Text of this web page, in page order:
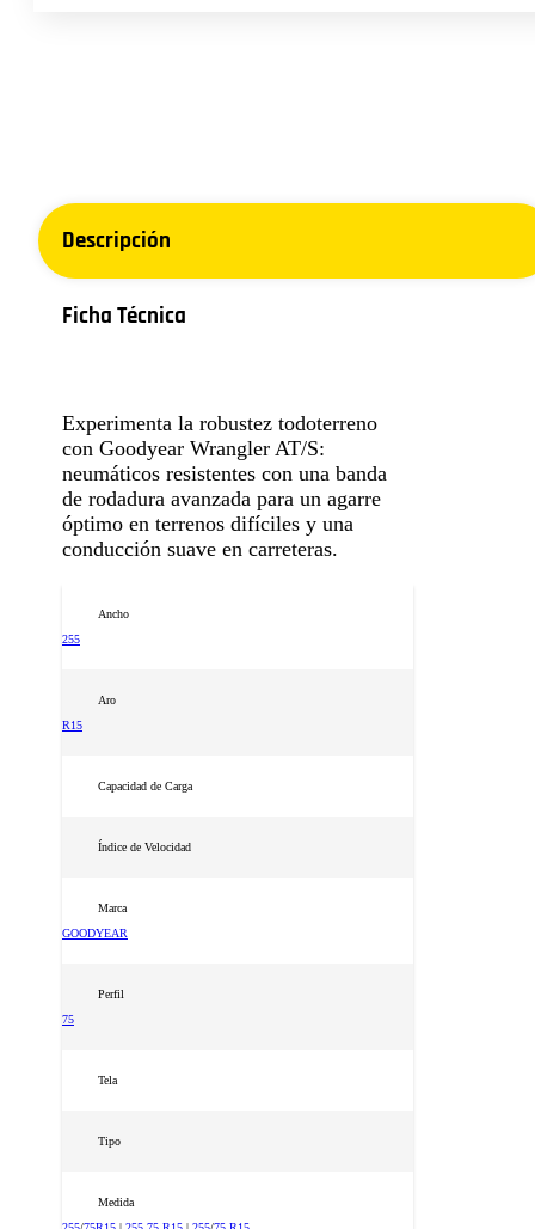
Descripción
Ficha Técnica
Experimenta la robustez todoterreno
con Goodyear Wrangler AT/S:
neumáticos resistentes con una banda
de rodadura avanzada para un agarre
óptimo en terrenos difíciles y una
conducción suave en carreteras.
Ancho
255
Aro
R15
Capacidad de Carga
Índice de Velocidad
Marca
GOODYEAR
Perfil
75
Tela
Tipo
Medida